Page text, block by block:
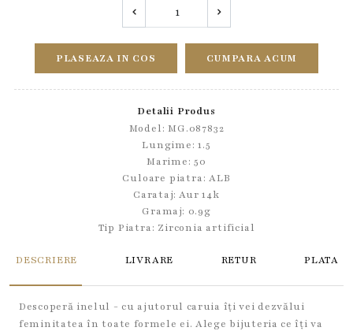
PLASEAZA IN COS CUMPARA ACUM
Detalii Produs
Model: MG.087832
Lungime: 1.5
Marime: 50
Culoare piatra: ALB
Carataj: Aur 14k
Gramaj: 0.9g
Tip Piatra: Zirconia artificial
DESCRIERE LIVRARE RETUR PLATA
Descoperă inelul - cu ajutorul caruia îți vei dezvălui
feminitatea în toate formele ei. Alege bijuteria ce îți va